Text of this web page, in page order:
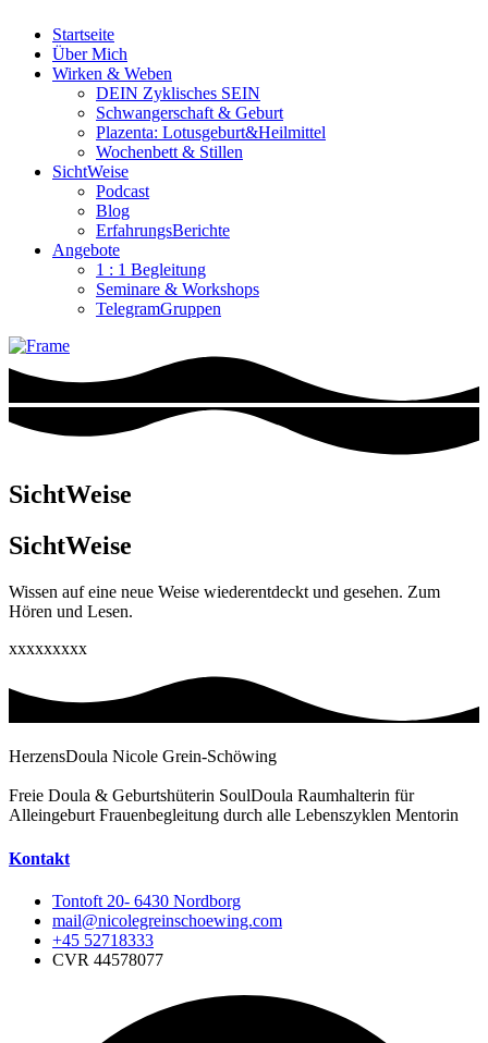
Startseite
Über Mich
Wirken & Weben
DEIN Zyklisches SEIN
Schwangerschaft & Geburt
Plazenta: Lotusgeburt&Heilmittel
Wochenbett & Stillen
SichtWeise
Podcast
Blog
ErfahrungsBerichte
Angebote
1 : 1 Begleitung
Seminare & Workshops
TelegramGruppen
SichtWeise
SichtWeise
Wissen auf eine neue Weise wiederentdeckt und gesehen. Zum
Hören und Lesen.
xxxxxxxxx
HerzensDoula Nicole Grein-Schöwing
Freie Doula & Geburtshüterin SoulDoula Raumhalterin für
Alleingeburt Frauenbegleitung durch alle Lebenszyklen Mentorin
Kontakt
Tontoft 20- 6430 Nordborg
mail@nicolegreinschoewing.com
+45 52718333
CVR 44578077